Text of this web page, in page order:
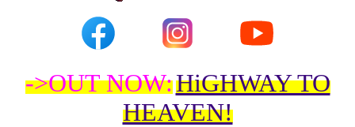
->OUT NOW:HiGHWAY TO
HEAVEN!